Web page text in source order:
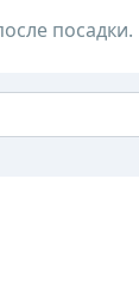
посадки.